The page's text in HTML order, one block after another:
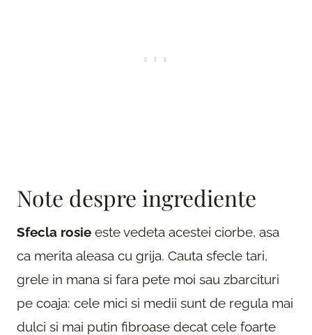
Note despre ingrediente
Sfecla rosie este vedeta acestei ciorbe, asa
ca merita aleasa cu grija. Cauta sfecle tari,
grele in mana si fara pete moi sau zbarcituri
pe coaja: cele mici si medii sunt de regula mai
dulci si mai putin fibroase decat cele foarte